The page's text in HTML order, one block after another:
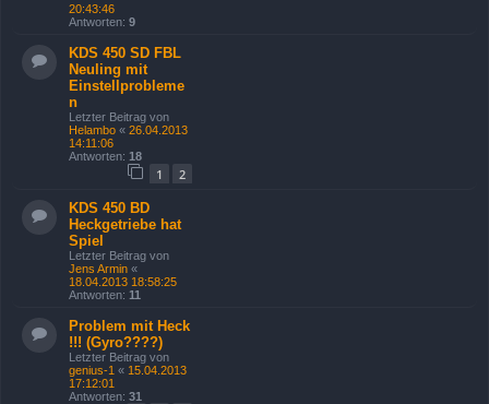
20:43:46
Antworten: 9
KDS 450 SD FBL
Neuling mit
Einstellprobleme
n
Letzter Beitrag von
Helambo « 26.04.2013
14:11:06
Antworten: 18
1 2
KDS 450 BD
Heckgetriebe hat
Spiel
Letzter Beitrag von
Jens Armin «
18.04.2013 18:58:25
Antworten: 11
Problem mit Heck
!!! (Gyro????)
Letzter Beitrag von
genius-1 « 15.04.2013
17:12:01
Antworten: 31